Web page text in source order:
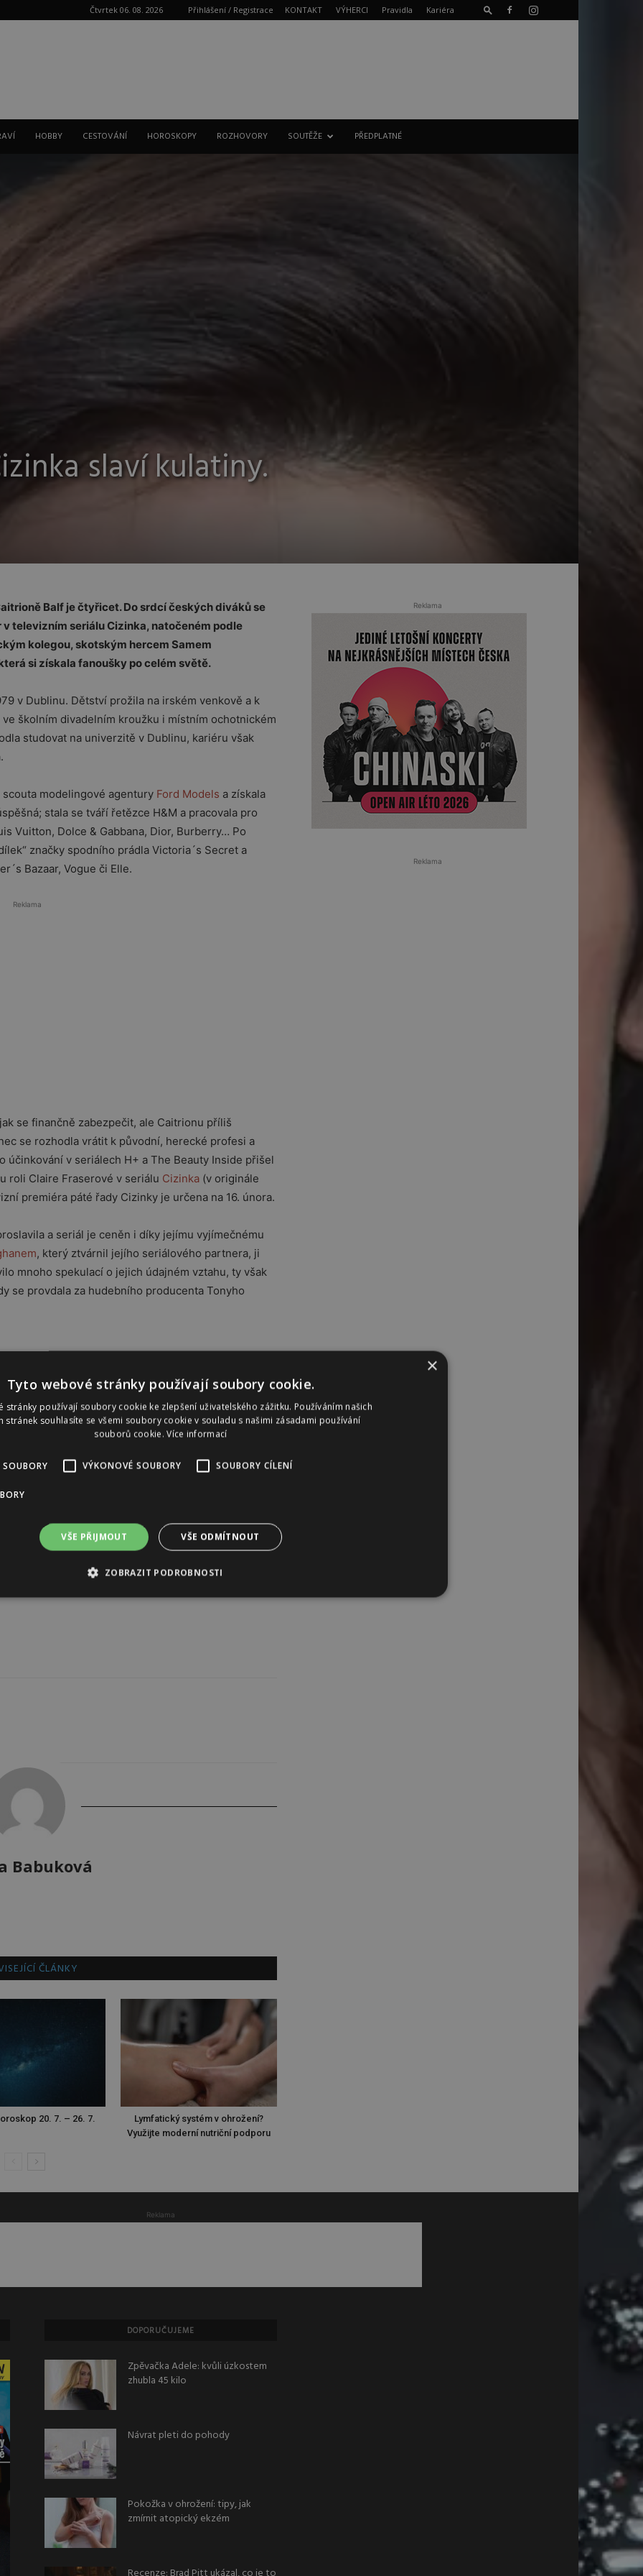
Čtvrtek 06. 08. 2026 Přihlášení / Registrace KONTAKT VÝHERCI Pravidla Kariéra
HOBBY CESTOVÁNÍ HOROSKOPY ROZHOVORY SOUTĚŽE PŘEDPLATNÉ
slaví kulatiny.
Balf je čtyřicet. Do srdcí českých diváků se
televizním seriálu Cizinka, natočeném podle
kolegou, skotským hercem Samem
si získala fanoušky po celém světě.
v Dublinu. Dětství prožila na irském venkově a k
školním divadelním kroužku i místním ochotnickém
studovat na univerzitě v Dublinu, kariéru však
modelingové agentury Ford Models a získala
stala se tváří řetězce H&M a pracovala pro
Vuitton, Dolce & Gabbana, Dior, Burberry… Po
značky spodního prádla Victoria´s Secret a
Bazaar, Vogue či Elle.
Reklama
se finančně zabezpečit, ale Caitrionu příliš
se rozhodla vrátit k původní, herecké profesi a
účinkování v seriálech H+ a The Beauty Inside přišel
roli Claire Fraserové v seriálu Cizinka (v originále
premiéra páté řady Cizinky je určena na 16. února.
a seriál je ceněn i díky jejímu vyjímečnému
, který ztvárnil jejího seriálového partnera, ji
mnoho spekulací o jejich údajném vztahu, ty však
se provdala za hudebního producenta Tonyho
Babuková
ČLÁNKY
20. 7. – 26. 7.
Lymfatický systém v ohrožení?
Využijte moderní nutriční podporu
Reklama
Reklama
Reklama
DOPORUČUJEME
Zpěvačka Adele: kvůli úzkostem
zhubla 45 kilo
Návrat pleti do pohody
Pokožka v ohrožení: tipy, jak
zmírnit atopický ekzém
×
Tyto webové stránky používají soubory cookie.
stránky používají soubory cookie ke zlepšení uživatelského zážitku. Používáním našich
stránek souhlasíte se všemi soubory cookie v souladu s našimi zásadami používání
souborů cookie.Více informací
VÝKONOVÉ SOUBORY SOUBORY CÍLENÍ
VŠE PŘIJMOUT VŠE ODMÍTNOUT
ZOBRAZIT PODROBNOSTI